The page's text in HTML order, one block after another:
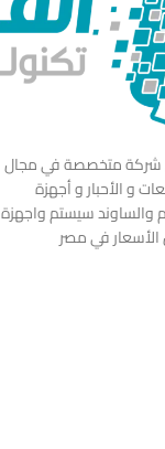
شركة متخصصة في مجال
و الأحبار و أجهزة
والساوند سيستم واجهزة
الأسعار في مصر